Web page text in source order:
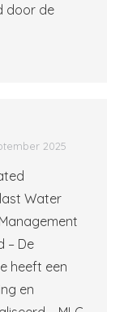
door de
2025
Water
– De
heeft een
en